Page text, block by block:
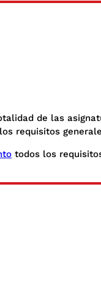
de las
requisitos
todos los